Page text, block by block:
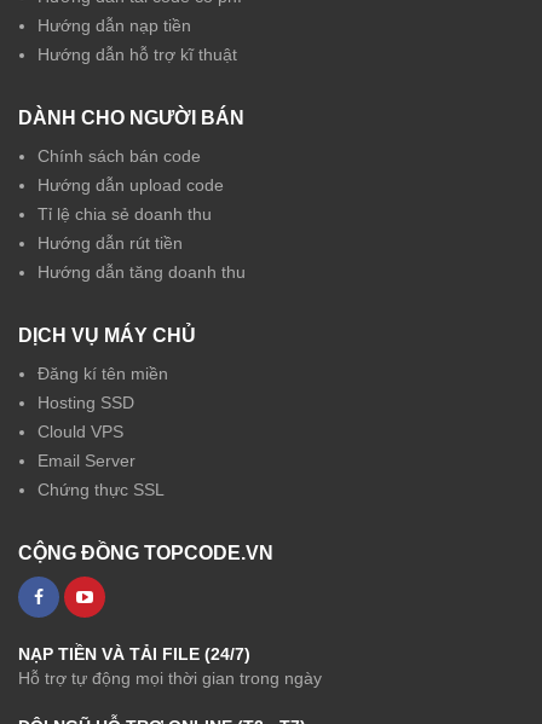
Hướng dẫn nạp tiền
Hướng dẫn hỗ trợ kĩ thuật
DÀNH CHO NGƯỜI BÁN
Chính sách bán code
Hướng dẫn upload code
Tỉ lệ chia sẻ doanh thu
Hướng dẫn rút tiền
Hướng dẫn tăng doanh thu
DỊCH VỤ MÁY CHỦ
Đăng kí tên miền
Hosting SSD
Clould VPS
Email Server
Chứng thực SSL
CỘNG ĐỒNG TOPCODE.VN
NẠP TIỀN VÀ TẢI FILE (24/7)
Hỗ trợ tự động mọi thời gian trong ngày